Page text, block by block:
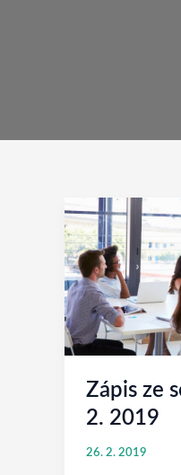
Zápis ze
2. 2019
26. 2. 2019
Zápis
ze
schůze
OV
ze
dne
14.
2.
2019